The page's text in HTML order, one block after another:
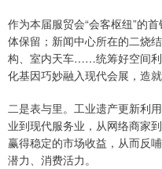
作为本届服贸会“会客枢纽”的
体保留；新闻中心所在的二烧
构、室内天车……统筹好空间
化基因巧妙融入现代会展，造
二是表与里。工业遗产更新利
业到现代服务业，从网络商家
赢得稳定的市场收益，从而反
潜力、消费活力。